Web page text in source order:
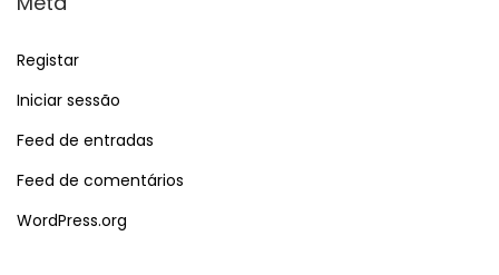
Registar
Iniciar sessão
Feed de entradas
Feed de comentários
WordPress.org